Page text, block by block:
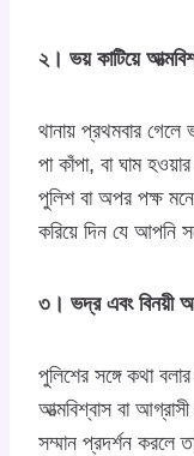
২। ভয় কাটিয়ে
থানায় প্রথমবার গেলে
পা কাঁপা, বা ঘাম
পুলিশ বা অপর পক্ষ
করিয়ে দিন যে আপনি
৩। ভদ্র এবং বিনয়ী
পুলিশের সঙ্গে কথা
আত্মবিশ্বাস বা
সম্মান প্রদর্শন করলে